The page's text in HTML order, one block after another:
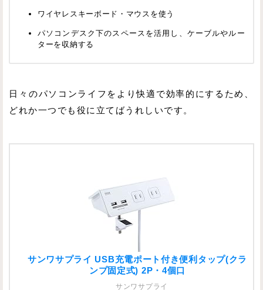
ワイヤレスキーボード・マウスを使う
パソコンデスク下のスペースを活用し、ケーブルやルー
ターを収納する
日々のパソコンライフをより快適で効率的にするため、
どれか一つでも役に立てばうれしいです。
サンワサプライ USB充電ポート付き便利タップ(クラ
ンプ固定式) 2P・4個口
サンワサプライ